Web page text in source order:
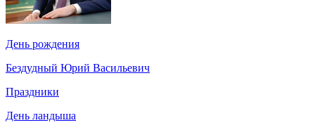
День рождения
Бездудный Юрий Васильевич
Праздники
День ландыша